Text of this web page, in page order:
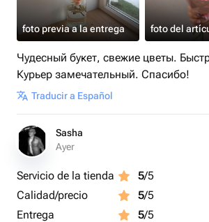
foto previa a la entrega foto del
Чудесный букет, свежие цветы.
Курьер замечательный. Спасибо!
Traducir a Español
Sasha
Ayer
Servicio de la tienda 5/5
Calidad/precio
5/5
Entrega
5/5